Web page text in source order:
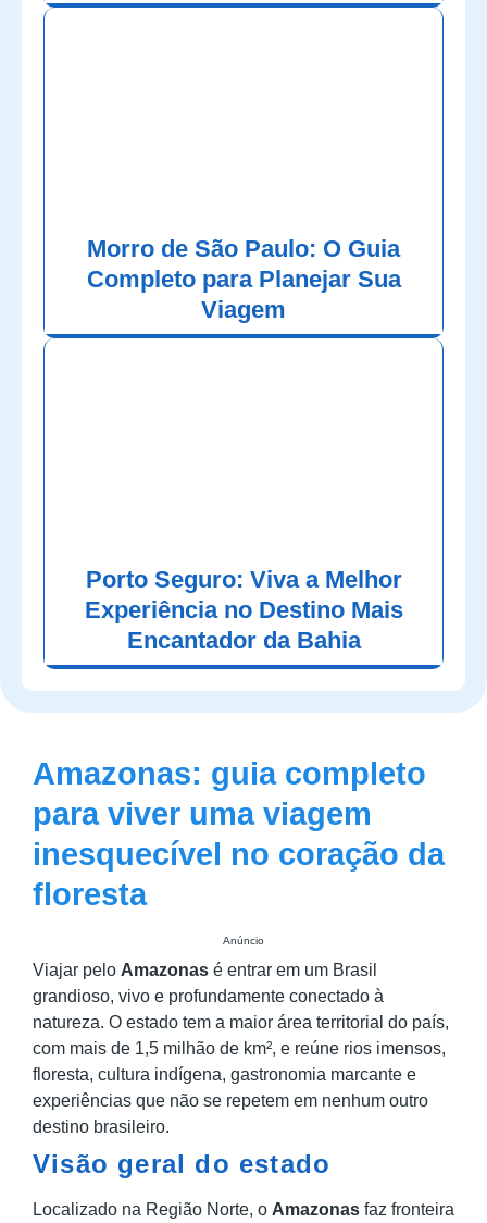
Morro de São Paulo: O Guia
Completo para Planejar Sua
Viagem
Porto Seguro: Viva a Melhor
Experiência no Destino Mais
Encantador da Bahia
Amazonas: guia completo
para viver uma viagem
inesquecível no coração da
floresta
Anúncio
Viajar pelo Amazonas é entrar em um Brasil
grandioso, vivo e profundamente conectado à
natureza. O estado tem a maior área territorial do país,
com mais de 1,5 milhão de km², e reúne rios imensos,
floresta, cultura indígena, gastronomia marcante e
experiências que não se repetem em nenhum outro
destino brasileiro.
Visão geral do estado
Localizado na Região Norte, o Amazonas faz fronteira